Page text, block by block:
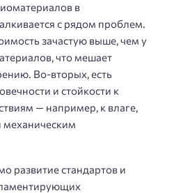
в
с рядом проблем.
зачастую выше, чем у
что мешает
Во-вторых, есть
и стойкости к
— например, к влаге,
механическим
развитие стандартов и